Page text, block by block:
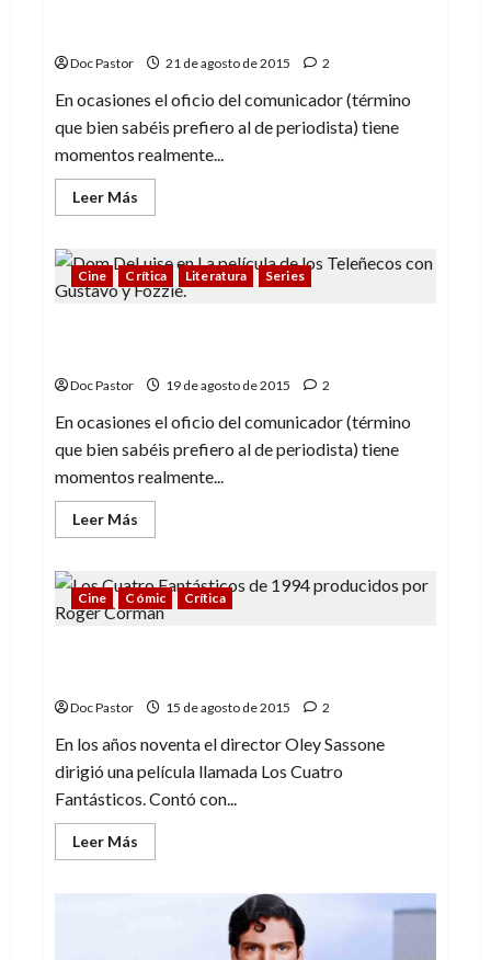
Doc Pastor 21 de agosto de 2015 2
En ocasiones el oficio del comunicador (término
que bien sabéis prefiero al de periodista) tiene
momentos realmente...
Leer Más
más
De
Jim
Henson
a
libros
llenos
amor
y
respeto
Cine Crítica Literatura Series
Doc Pastor 19 de agosto de 2015 2
En ocasiones el oficio del comunicador (término
que bien sabéis prefiero al de periodista) tiene
momentos realmente...
Leer Más
más
De
Jim
Henson
a
libros
llenos
amor
respeto
Cine Cómic Crítica
Doc Pastor 15 de agosto de 2015 2
En los años noventa el director Oley Sassone
dirigió una película llamada Los Cuatro
Fantásticos. Contó con...
Leer Más
más